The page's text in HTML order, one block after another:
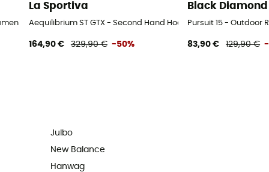
S
La Sportiva
Aequilibrium ST GTX - Second Hand Hochtourenschuhe -
164,90 € 329,90 € -50%
Black Diamond
Pursuit 15 - Outdoor
83,90 € 129,90 € -
Julbo
New Balance
Hanwag